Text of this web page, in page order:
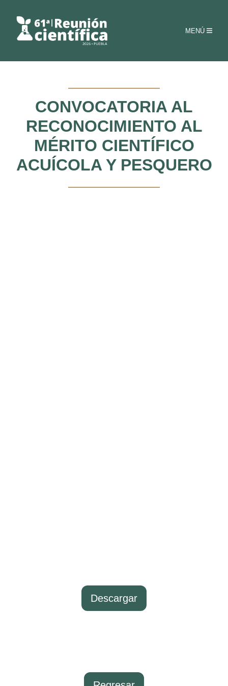
MENÚ
CONVOCATORIA AL
RECONOCIMIENTO AL
MÉRITO CIENTÍFICO
ACUÍCOLA Y PESQUERO
Descargar